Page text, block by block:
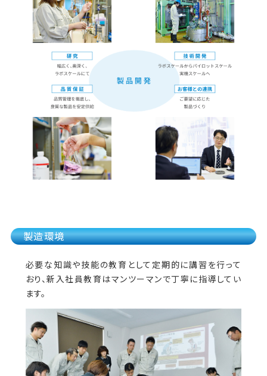
製造環境
必要な知識や技能の教育として定期的に講習を行って
おり、新入社員教育はマンツーマンで丁寧に指導してい
ます。